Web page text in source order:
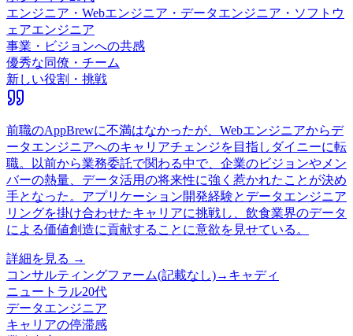
エンジニア・Webエンジニア・データエンジニア・ソフトウ
ェアエンジニア
事業・ビジョンへの共感
優秀な同僚・チーム
新しい役割・挑戦
前職のAppBrewに不満はなかったが、Webエンジニアからデ
ータエンジニアへのキャリアチェンジを目指しダイニーに転
職。以前から業務委託で関わる中で、企業のビジョンやメン
バーの熱量、データ活用の将来性に強く惹かれたことが決め
手となった。アプリケーション開発経験とデータエンジニア
リングを掛け合わせたキャリアに挑戦し、飲食業界のデータ
による価値創造に貢献することに意欲を見せている。
詳細を見る →
コンサルティングファーム(記載なし)→ キャディ
ニュートラル20代
データエンジニア
キャリアの停滞感